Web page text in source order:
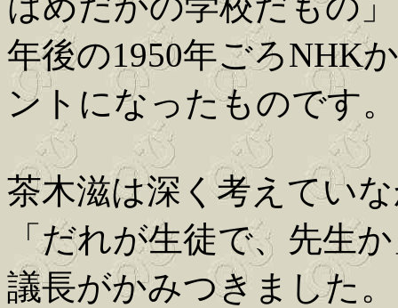
年後の1950年ごろNHK
ントになったものです。
茶木滋は深く考えてい
「だれが生徒で、先生
議長がかみつきました